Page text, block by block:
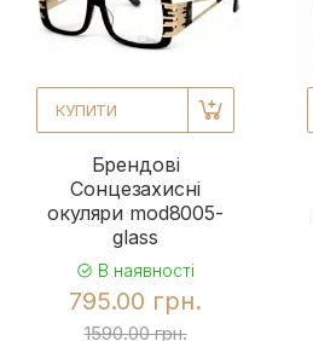
КУПИТИ
Брендові
Сонцезахисні
окуляри mod8005-
glass
В наявності
795.00 грн.
1590.00 грн.